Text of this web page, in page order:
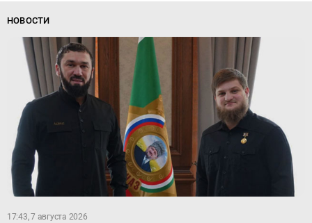
НОВОСТИ
17:43, 7 августа 2026